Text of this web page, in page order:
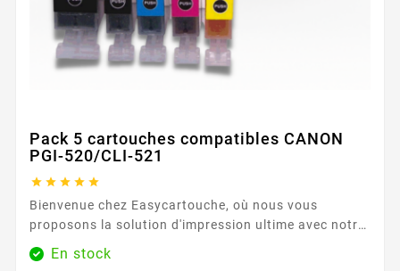
Pack 5 cartouches compatibles CANON
PGI-520/CLI-521
    
Bienvenue chez Easycartouche, où nous vous
proposons la solution d'impression ultime avec notre
Pack 5 cartouches compatibles CANON PGI-520/CLI-
521. Conçu spécifiquement pour votre imprimante
En stock